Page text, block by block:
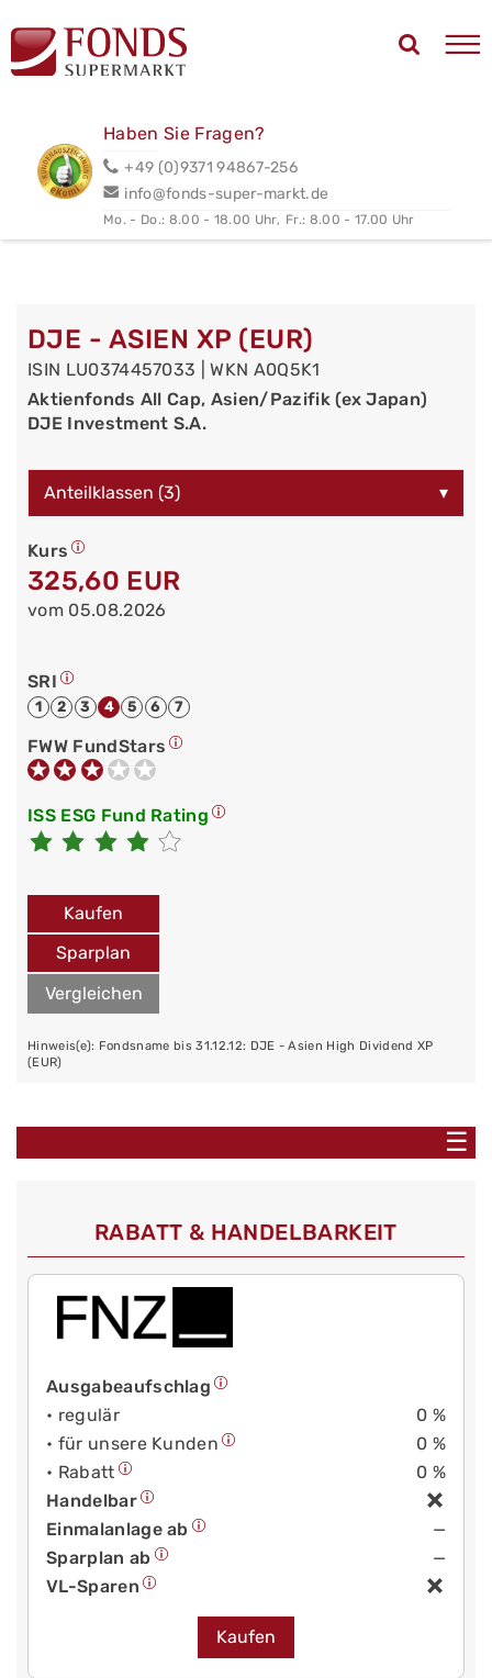
Haben Sie Fragen?
+49 (0)9371 94867-256
info@fonds-super-markt.de
Mo. - Do.: 8.00 - 18.00 Uhr, Fr.: 8.00 - 17.00 Uhr
DJE - ASIEN XP (EUR)
ISIN LU0374457033 | WKN A0Q5K1
Aktienfonds All Cap, Asien/Pazifik (ex Japan)
DJE Investment S.A.
Anteilklassen (3) ▾
Kurs
325,60 EUR
vom 05.08.2026
SRI
1 2 3 4 5 6 7
FWW FundStars
ISS ESG Fund Rating
Kaufen
Sparplan
Vergleichen
Hinweis(e): Fondsname bis 31.12.12: DJE - Asien High Dividend XP
(EUR)
☰
RABATT & HANDELBARKEIT
Ausgabeaufschlag
• regulär
0 %
• für unsere Kunden
0 %
• Rabatt
0 %
Handelbar
Einmalanlage ab
—
Sparplan ab
—
VL-Sparen
Kaufen